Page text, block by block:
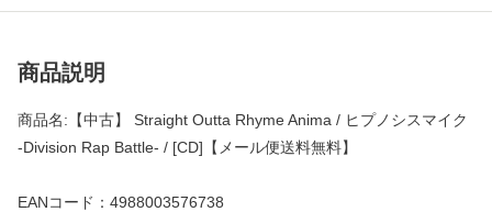
商品説明
商品名:【中古】 Straight Outta Rhyme Anima / ヒプノシスマイク
-Division Rap Battle- / [CD]【メール便送料無料】
EANコード：4988003576738